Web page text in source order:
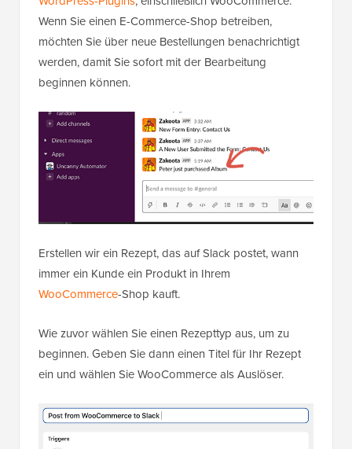
Wenn Sie einen E-Commerce-Shop betreiben,
möchten Sie über neue Bestellungen benachrichtigt
werden, damit Sie sofort mit der Bearbeitung
beginnen können.
Erstellen wir ein Rezept, das auf Slack postet, wann
immer ein Kunde ein Produkt in Ihrem
WooCommerce-Shop kauft.
Wie zuvor wählen Sie einen Rezepttyp aus, um zu
beginnen. Geben Sie dann einen Titel für Ihr Rezept
ein und wählen Sie WooCommerce als Auslöser.